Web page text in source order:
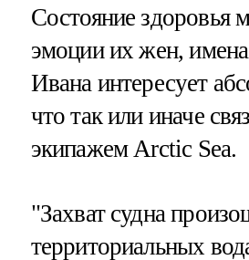
Состояние здоровья
эмоции их жен, имена
Ивана интересует
что так или иначе
экипажем Arctic Sea.
"Захват судна
территориальных